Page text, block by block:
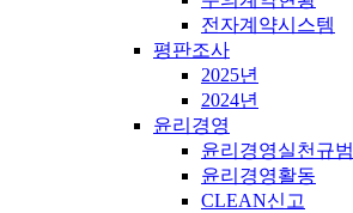
전자계약시스템
평판조사
2025년
2024년
윤리경영
윤리경영실천규범
윤리경영활동
CLEAN신고